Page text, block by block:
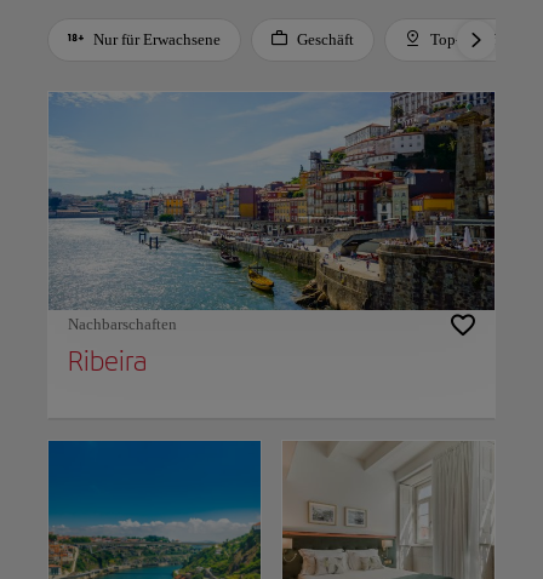
Nur für Erwachsene Geschäft
Top-
Nachbarschaften
Ribeira